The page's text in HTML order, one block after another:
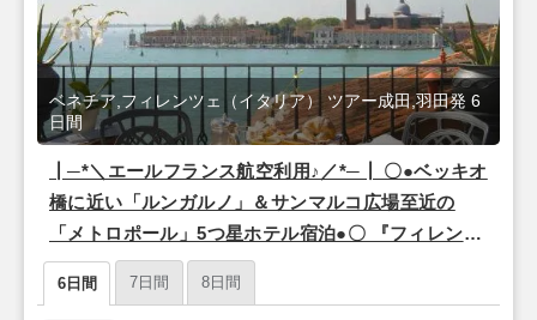
┃─*＼エールフランス航空利用♪／*─┃ 〇●ベッキオ
橋に近い「ルンガルノ」＆サンマルコ広場至近の
「メトロポール」5つ星ホテル宿泊●〇 『フィレンツ
ェ＆ベネチア』6日間【羽田または成田午前発/エー
ルフランス利用】
ベネチア,フィレンツェ（イタリア） ツアー成田,羽田発 6
日間
6日間 7日間 8日間